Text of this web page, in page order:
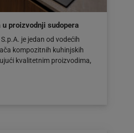
proizvodnji sudopera
je jedan od vodećih
kompozitnih kuhinjskih
kvalitetnim proizvodima,